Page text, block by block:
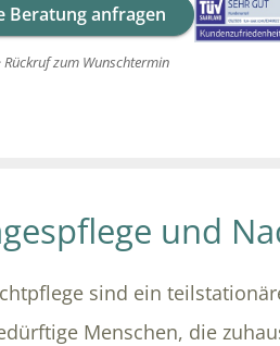
Beratung anfragen
Rückruf zum Wunschtermin
und
sind ein
Menschen, die